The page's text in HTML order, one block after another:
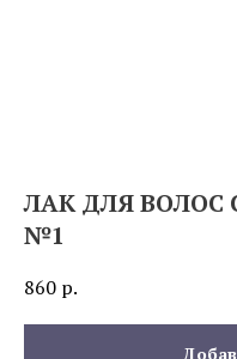
ЛАК ДЛЯ
№1
860 р.